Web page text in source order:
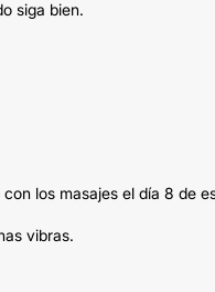
siga bien.
los masajes el día 8 de
vibras.